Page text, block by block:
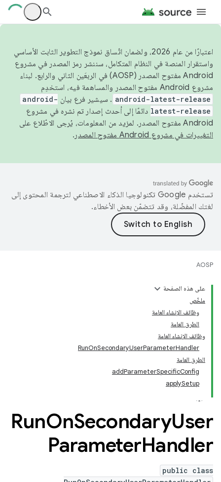
اعتبارًا من عام 2026، ولضمان اتّساق نموذج التطوير الثابت الأساسي
واستقرار المنصة في النظام المتكامل، سننشر رمز المصدر في مشروع
Android مفتوح المصدر (AOSP) في الربعَين الثاني والرابع. لبناء
مشروع Android مفتوح المصدر والمساهمة فيه، استخدِم
android-latest-release . سيشير فرع بيان android-
latest-release دائمًا إلى أحدث إصدار تم نشره في مشروع
Android مفتوح المصدر. لمزيد من المعلومات، يُرجى الاطّلاع على
التغييرات في مشروع Android مفتوح المصدر
.
تستخدم Google تكنولوجيا الذكاء الاصطناعي لترجمة المحتوى إلى
لغتك المفضّلة، وقد تتضمّن بعض الأخطاء.
AOSP
على هذه الصفحة
ملخّص
وظائف الإنشاء العامة
الطرق العامة
وظائف الإنشاء العامة
RunOnSecondaryUserParameterHandler
الطرق العامة
addParameterSpecificConfig
applySetup
RunOnSecondaryUser
ParameterHandler
public class